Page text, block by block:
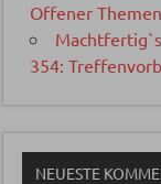
Offener
354:
NEUESTE